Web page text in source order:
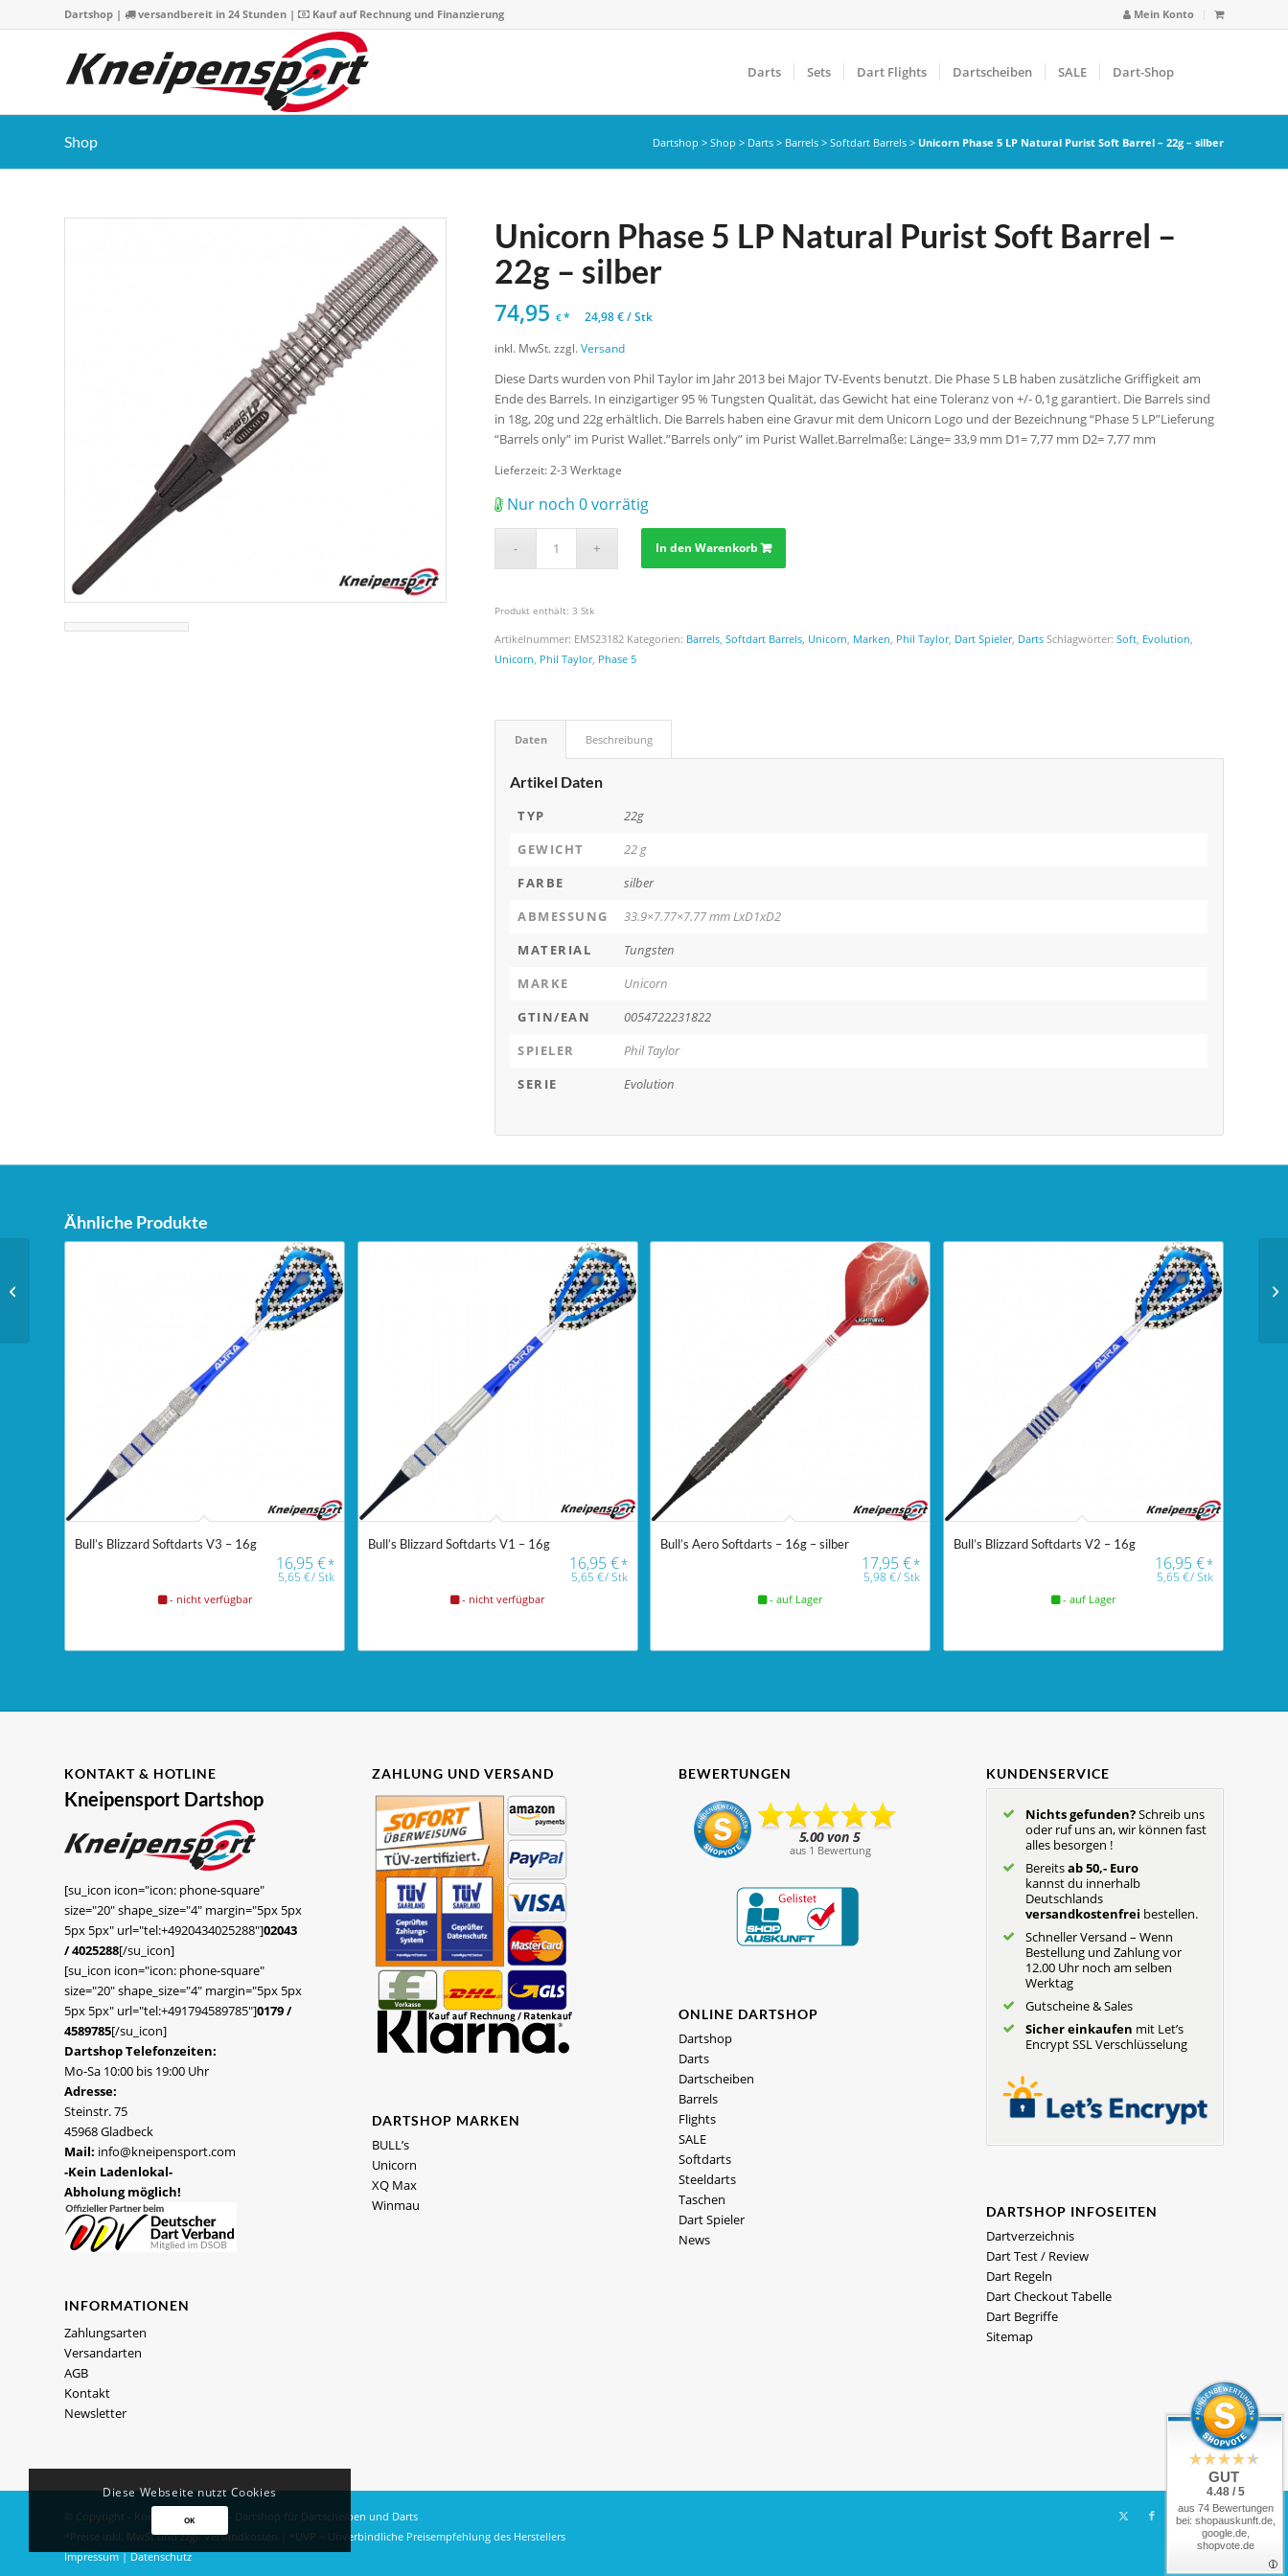
Mein Konto
Dartshop | versandbereit in 24 Stunden | Kauf auf Rechnung und Finanzierung
Darts Sets Dart Flights Dartscheiben SALE Dart-Shop
Shop Dartshop > Shop > Darts > Barrels > Softdart Barrels > Unicorn Phase 5 LP Natural Purist Soft Barrel – 22g – silber
Unicorn Phase 5 LP Natural Purist Soft Barrel –
22g – silber
74,95€* 24,98€/Stk
inkl. MwSt. zzgl.Versand
Diese Darts wurden von Phil Taylor im Jahr 2013 bei Major TV-Events benutzt. Die Phase 5 LB haben zusätzliche Griffigkeit am
Ende des Barrels. In einzigartiger 95 % Tungsten Qualität, das Gewicht hat eine Toleranz von +/- 0,1g garantiert. Die Barrels sind
in 18g, 20g und 22g erhältlich. Die Barrels haben eine Gravur mit dem Unicorn Logo und der Bezeichnung “Phase 5 LP”Lieferung
“Barrels only” im Purist Wallet.”Barrels only” im Purist Wallet.Barrelmaße: Länge= 33,9 mm D1= 7,77 mm D2= 7,77 mm
Lieferzeit: 2-3 Werktage
Nur noch 0 vorrätig
In den Warenkorb
Produkt enthält: 3Stk
Artikelnummer: EMS23182 Kategorien: Barrels ,Softdart Barrels Unicorn Marken Phil Taylor, Dart Spieler, Darts Schlagwörter:Soft Evolution
Unicorn Phil Taylor, Phase 5
Daten Beschreibung
Artikel Daten
TYP
22g
GEWICHT
22 g
FARBE
silber
ABMESSUNG
33.9×7.77×7.77 mm LxD1xD2
MATERIAL
Tungsten
MARKE
Unicorn
GTIN/EAN
0054722231822
SPIELER
Phil Taylor
SERIE
Evolution
Ähnliche Produkte
Bull’s Blizzard Softdarts V3 – 16g
16,95€*
5,65€/Stk
- nicht verfügbar
Bull’s Blizzard Softdarts V1 – 16g
16,95€*
5,65 €/Stk
- nicht verfügbar
Bull’s Aero Softdarts – 16g – silber
17,95€*
5,98€/Stk
- auf Lager
Bull’s Blizzard Softdarts V2 – 16g
16,95€*
5,65 €/Stk
- auf Lager
KONTAKT & HOTLINE
Kneipensport Dartshop
[su_icon icon="icon: phone-square"
size="20" shape_size="4" margin="5px 5px
5px 5px" url="tel:+4920434025288"]02043
/ 4025288[/su_icon]
[su_icon icon="icon: phone-square"
size="20" shape_size="4" margin="5px 5px
5px 5px" url="tel:+491794589785"]0179 /
4589785[/su_icon]
Dartshop Telefonzeiten:
Mo-Sa 10:00 bis 19:00 Uhr
Adresse:
Steinstr. 75
45968 Gladbeck
Mail: info@kneipensport.com
-Kein Ladenlokal-
Abholung möglich!
INFORMATIONEN
Zahlungsarten
Versandarten
AGB
Kontakt
Newsletter
ZAHLUNG UND VERSAND
DARTSHOP MARKEN
BULL’s
Unicorn
XQ Max
Winmau
BEWERTUNGEN
ONLINE DARTSHOP
Dartshop
Darts
Dartscheiben
Barrels
Flights
SALE
Softdarts
Steeldarts
Taschen
Dart Spieler
News
KUNDENSERVICE
Nichts gefunden?Schreib uns
oder ruf uns an, wir können fast
alles besorgen !
Bereitsab 50,- Euro
kannst du innerhalb
Deutschlands
versandkostenfrei bestellen.
Schneller Versand – Wenn
Bestellung und Zahlung vor
12.00 Uhr noch am selben
Werktag
Gutscheine & Sales
Sicher einkaufen mit Let’s
Encrypt SSL Verschlüsselung
DARTSHOP INFOSEITEN
Dartverzeichnis
Dart Test / Review
Dart Regeln
Dart Checkout Tabelle
Dart Begriffe
Sitemap
© Copyright - Kneipensport.com - Dartshop für Dartscheiben und Darts
*Preise inkl. MwSt und zzgl.Versandkosten | *UVP = Unverbindliche Preisempfehlung des Herstellers
Impressum|Datenschutz
Diese Webseite nutzt Cookies
OK
GUT
4.48 / 5
aus 74 Bewertungen
bei: shopauskunft.de,
google.de,
shopvote.de